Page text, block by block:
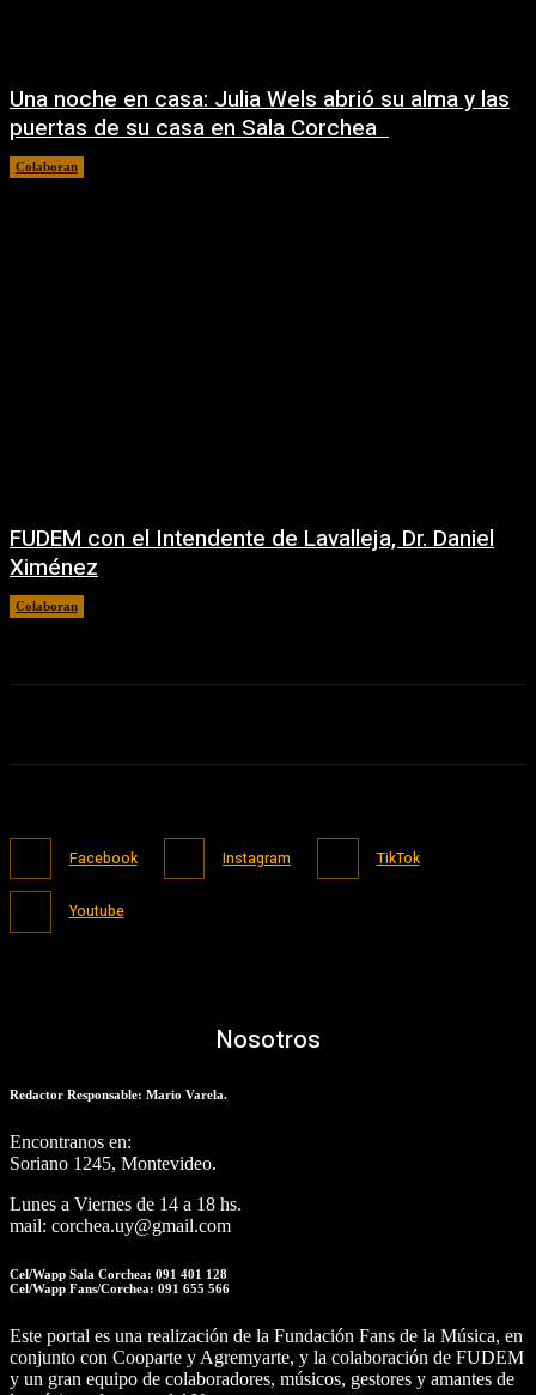
Una noche en casa: Julia Wels abrió su alma y las
puertas de su casa en Sala Corchea
Colaboran
FUDEM con el Intendente de Lavalleja, Dr. Daniel
Ximénez
Colaboran
Facebook Instagram TikTok
Youtube
Nosotros
Redactor Responsable: Mario Varela.
Encontranos en:
Soriano 1245, Montevideo.
Lunes a Viernes de 14 a 18 hs.
mail: corchea.uy@gmail.com
Cel/Wapp Sala Corchea: 091 401 128
Cel/Wapp Fans/Corchea: 091 655 566
Este portal es una realización de la Fundación Fans de la Música, en
conjunto con Cooparte y Agremyarte, y la colaboración de FUDEM
y un gran equipo de colaboradores, músicos, gestores y amantes de